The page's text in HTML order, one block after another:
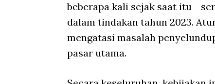
beberapa kali sejak saat itu -
dalam tindakan tahun 2023.
mengatasi masalah
pasar utama.